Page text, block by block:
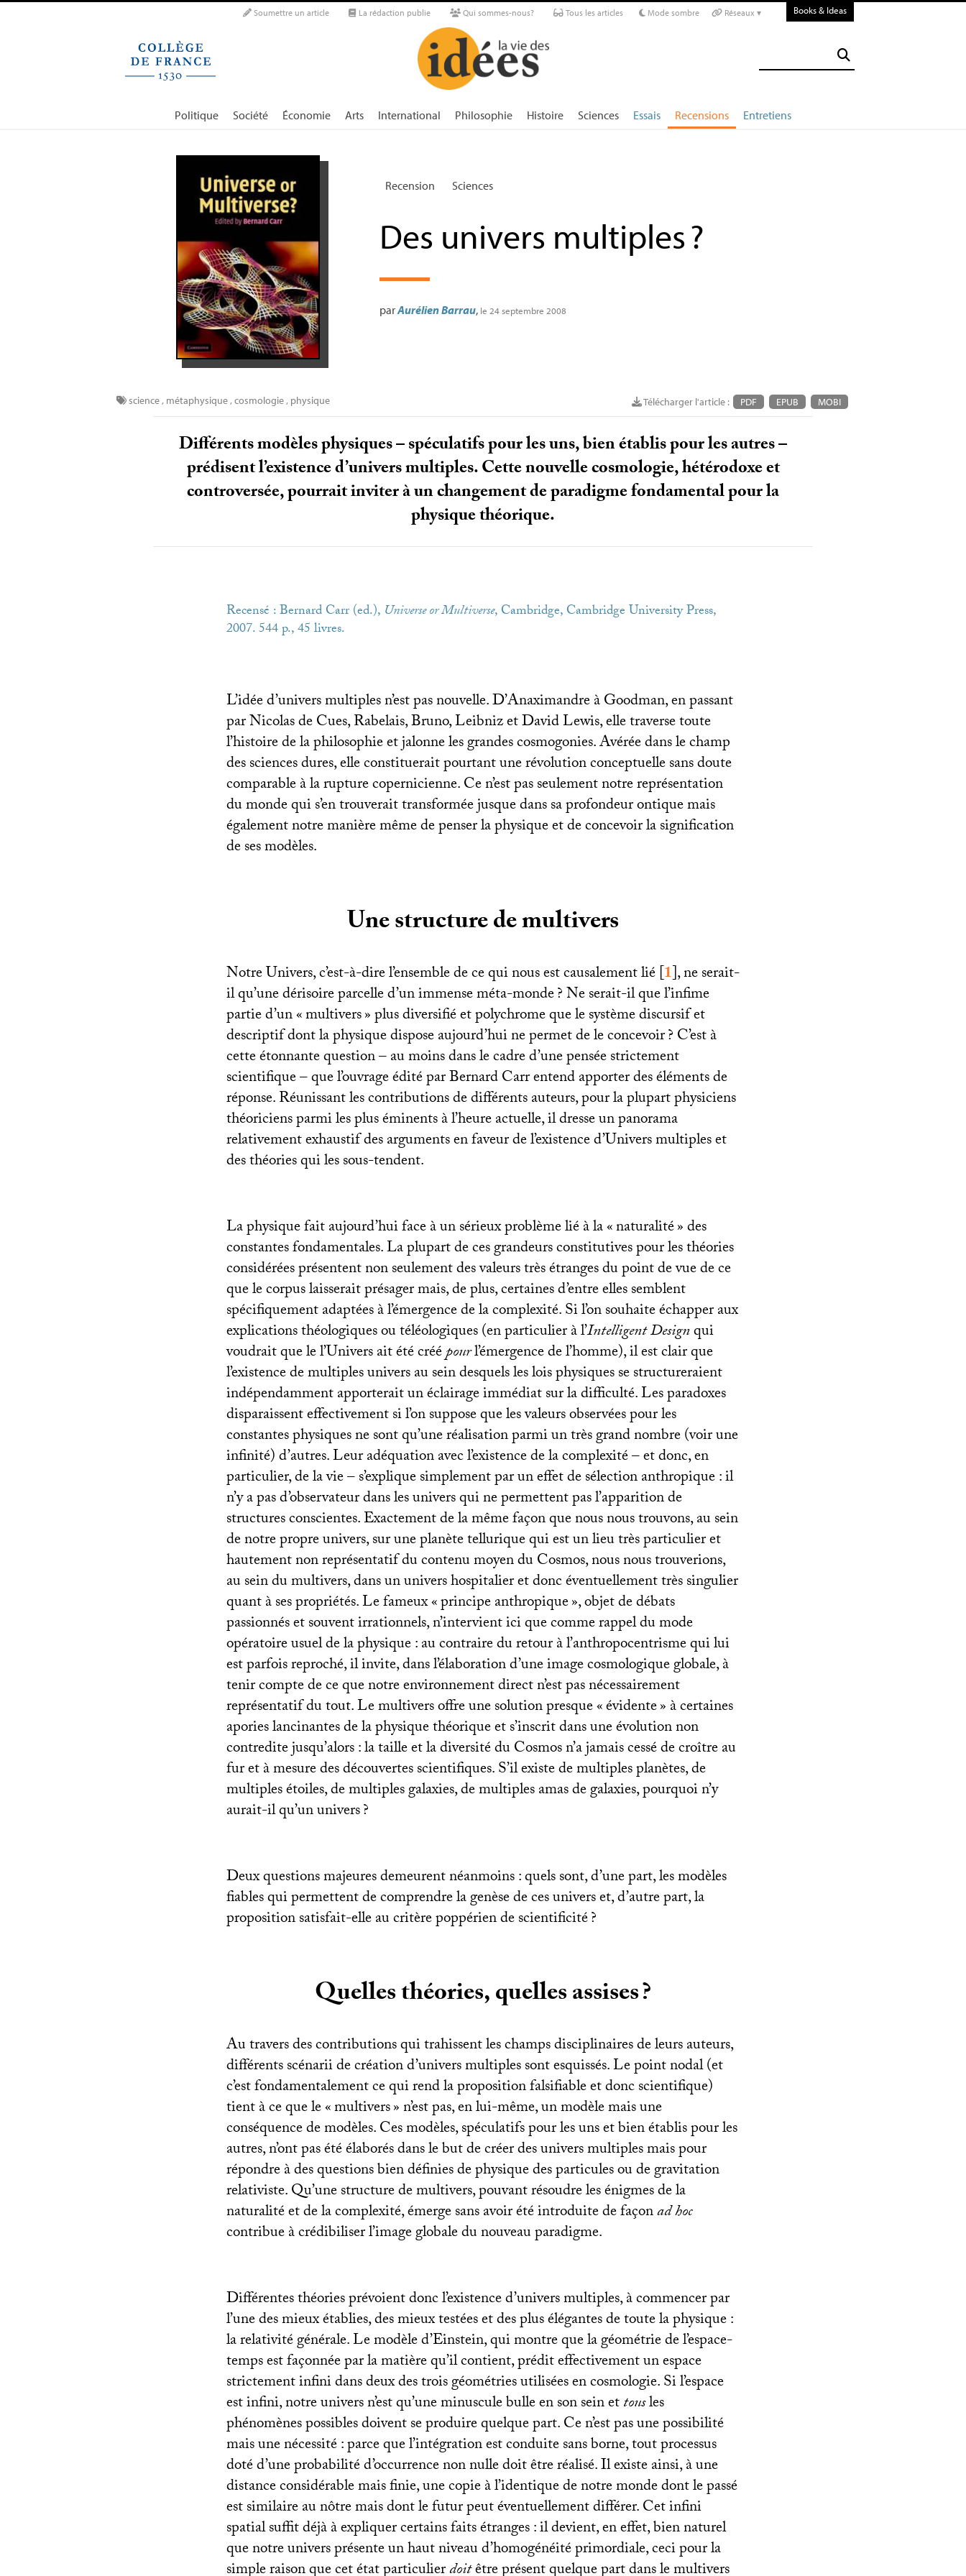
Soumettre un article La rédaction publie Qui sommes-nous? Tous les articles Mode sombre Réseaux ▾ Books & Ideas
Politique Société Économie Arts International Philosophie Histoire Sciences Essais Recensions Entretiens
Recension Sciences
Des univers multiples?
parAurélien Barrau, le 24 septembre 2008
Télécharger l'article : PDF EPUB MOBI
science, métaphysique,cosmologie, physique
Différents modèles physiques – spéculatifs pour les uns, bien établis pour les autres –
prédisent l’existence d’univers multiples. Cette nouvelle cosmologie, hétérodoxe et
controversée, pourrait inviter à un changement de paradigme fondamental pour la
physique théorique.
Recensé : Bernard Carr (ed.), Universe or Multiverse, Cambridge, Cambridge University Press,
2007. 544 p., 45 livres.
L’idée d’univers multiples n’est pas nouvelle. D’Anaximandre à Goodman, en passant
par Nicolas de Cues, Rabelais, Bruno, Leibniz et David Lewis, elle traverse toute
l’histoire de la philosophie et jalonne les grandes cosmogonies. Avérée dans le champ
des sciences dures, elle constituerait pourtant une révolution conceptuelle sans doute
comparable à la rupture copernicienne. Ce n’est pas seulement notre représentation
du monde qui s’en trouverait transformée jusque dans sa profondeur ontique mais
également notre manière même de penser la physique et de concevoir la signification
de ses modèles.
Une structure de multivers
Notre Univers, c’est-à-dire l’ensemble de ce qui nous est causalement lié[1], ne serait-
il qu’une dérisoire parcelle d’un immense méta-monde? Ne serait-il que l’infime
partie d’un «multivers» plus diversifié et polychrome que le système discursif et
descriptif dont la physique dispose aujourd’hui ne permet de le concevoir? C’est à
cette étonnante question – au moins dans le cadre d’une pensée strictement
scientifique – que l’ouvrage édité par Bernard Carr entend apporter des éléments de
réponse. Réunissant les contributions de différents auteurs, pour la plupart physiciens
théoriciens parmi les plus éminents à l’heure actuelle, il dresse un panorama
relativement exhaustif des arguments en faveur de l’existence d’Univers multiples et
des théories qui les sous-tendent.
La physique fait aujourd’hui face à un sérieux problème lié à la «naturalité» des
constantes fondamentales. La plupart de ces grandeurs constitutives pour les théories
considérées présentent non seulement des valeurs très étranges du point de vue de ce
que le corpus laisserait présager mais, de plus, certaines d’entre elles semblent
spécifiquement adaptées à l’émergence de la complexité. Si l’on souhaite échapper aux
explications théologiques ou téléologiques (en particulier à l’Intelligent Designqui
voudrait que le l’Univers ait été créépourl’émergence de l’homme), il est clair que
l’existence de multiples univers au sein desquels les lois physiques se structureraient
indépendamment apporterait un éclairage immédiat sur la difficulté. Les paradoxes
disparaissent effectivement si l’on suppose que les valeurs observées pour les
constantes physiques ne sont qu’une réalisation parmi un très grand nombre (voir une
infinité) d’autres. Leur adéquation avec l’existence de la complexité – et donc, en
particulier, de la vie – s’explique simplement par un effet de sélection anthropique : il
n’y a pas d’observateur dans les univers qui ne permettent pas l’apparition de
structures conscientes. Exactement de la même façon que nous nous trouvons, au sein
de notre propre univers, sur une planète tellurique qui est un lieu très particulier et
hautement non représentatif du contenu moyen du Cosmos, nous nous trouverions,
au sein du multivers, dans un univers hospitalier et donc éventuellement très singulier
quant à ses propriétés. Le fameux «principe anthropique», objet de débats
passionnés et souvent irrationnels, n’intervient ici que comme rappel du mode
opératoire usuel de la physique : au contraire du retour à l’anthropocentrisme qui lui
est parfois reproché, il invite, dans l’élaboration d’une image cosmologique globale, à
tenir compte de ce que notre environnement direct n’est pas nécessairement
représentatif du tout. Le multivers offre une solution presque «évidente» à certaines
apories lancinantes de la physique théorique et s’inscrit dans une évolution non
contredite jusqu’alors : la taille et la diversité du Cosmos n’a jamais cessé de croître au
fur et à mesure des découvertes scientifiques. S’il existe de multiples planètes, de
multiples étoiles, de multiples galaxies, de multiples amas de galaxies, pourquoi n’y
aurait-il qu’un univers?
Deux questions majeures demeurent néanmoins : quels sont, d’une part, les modèles
fiables qui permettent de comprendre la genèse de ces univers et, d’autre part, la
proposition satisfait-elle au critère poppérien de scientificité?
Quelles théories, quelles assises?
Au travers des contributions qui trahissent les champs disciplinaires de leurs auteurs,
différents scénarii de création d’univers multiples sont esquissés. Le point nodal (et
c’est fondamentalement ce qui rend la proposition falsifiable et donc scientifique)
tient à ce que le «multivers» n’est pas, en lui-même, un modèle mais une
conséquence de modèles. Ces modèles, spéculatifs pour les uns et bien établis pour les
autres, n’ont pas été élaborés dans le but de créer des univers multiples mais pour
répondre à des questions bien définies de physique des particules ou de gravitation
relativiste. Qu’une structure de multivers, pouvant résoudre les énigmes de la
naturalité et de la complexité, émerge sans avoir été introduite de façonad hoc
contribue à crédibiliser l’image globale du nouveau paradigme.
Différentes théories prévoient donc l’existence d’univers multiples, à commencer par
l’une des mieux établies, des mieux testées et des plus élégantes de toute la physique :
la relativité générale. Le modèle d’Einstein, qui montre que la géométrie de l’espace-
temps est façonnée par la matière qu’il contient, prédit effectivement un espace
strictement infini dans deux des trois géométries utilisées en cosmologie. Si l’espace
est infini, notre univers n’est qu’une minuscule bulle en son sein ettousles
phénomènes possibles doivent se produire quelque part. Ce n’est pas une possibilité
mais une nécessité : parce que l’intégration est conduite sans borne, tout processus
doté d’une probabilité d’occurrence non nulle doit être réalisé. Il existe ainsi, à une
distance considérable mais finie, une copie à l’identique de notre monde dont le passé
est similaire au nôtre mais dont le futur peut éventuellement différer. Cet infini
spatial suffit déjà à expliquer certains faits étranges : il devient, en effet, bien naturel
que notre univers présente un haut niveau d’homogénéité primordiale, ceci pour la